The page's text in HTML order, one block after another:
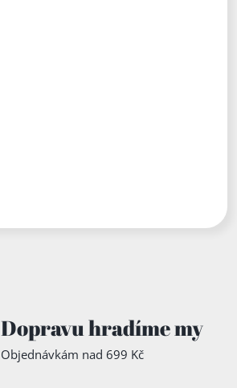
Dopravu hradíme my
Objednávkám nad 699 Kč